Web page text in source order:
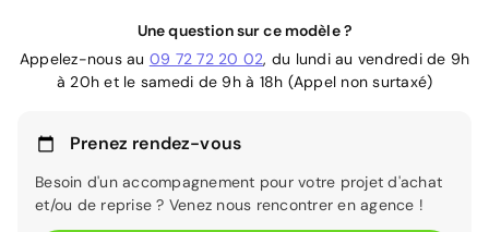
Une question sur ce modèle ?
Appelez-nous au 09 72 72 20 02, du lundi au vendredi de 9h
à 20h et le samedi de 9h à 18h (Appel non surtaxé)
Prenez rendez-vous
Besoin d'un accompagnement pour votre projet d'achat
et/ou de reprise ? Venez nous rencontrer en agence !